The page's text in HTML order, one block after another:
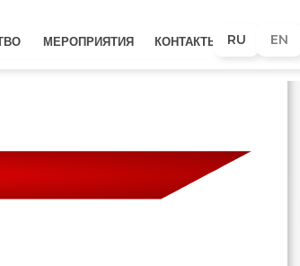
МЕРОПРИЯТИЯ КОНТАКТЫ RU EN